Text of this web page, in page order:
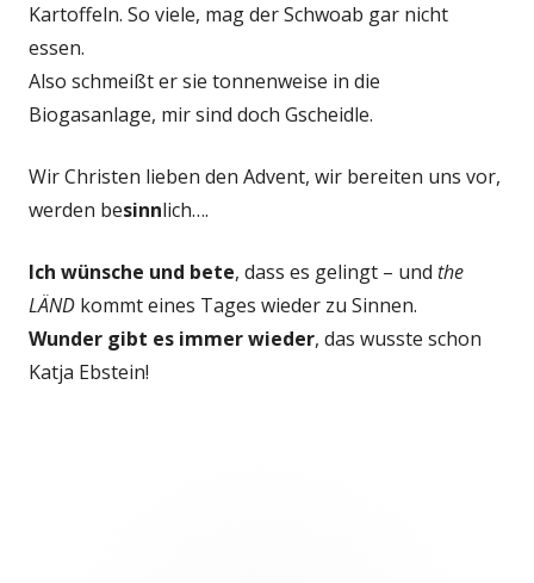
Kartoffeln. So viele, mag der Schwoab gar nicht
essen.
Also schmeißt er sie tonnenweise in die
Biogasanlage, mir sind doch Gscheidle.
Wir Christen lieben den Advent, wir bereiten uns vor,
werden besinnlich….
Ich wünsche und bete, dass es gelingt – und the
LÄND kommt eines Tages wieder zu Sinnen.
Wunder gibt es immer wieder, das wusste schon
Katja Ebstein!